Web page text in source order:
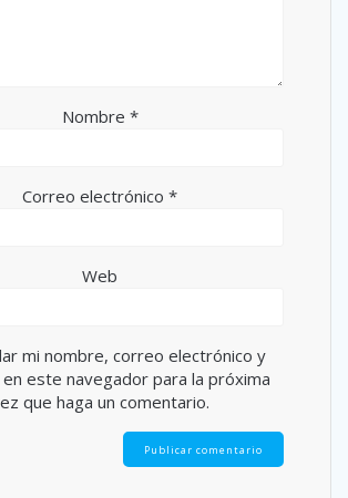
Nombre *
Correo electrónico *
Web
mi nombre, correo electrónico y
este navegador para la próxima
que haga un comentario.